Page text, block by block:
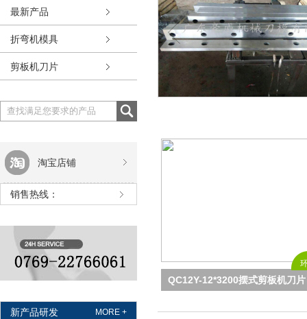
最新产品
折弯机模具
剪板机刀片
淘宝店铺
销售热线：
新产品研发 MORE +
QC12Y-12*3200摆式剪板机刀片